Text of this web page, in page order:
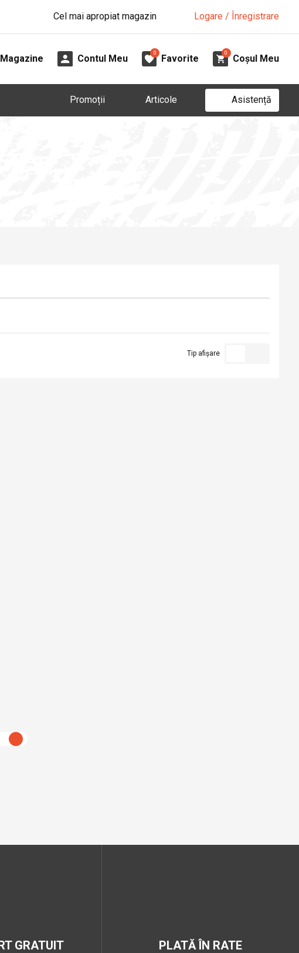
Cel mai apropiat magazin Logare / Înregistrare
Magazine Contul Meu
0
Favorite
0
Coșul Meu
Promoții Articole Asistență
Tip afișare
GRATUIT PLATĂ ÎN RATE